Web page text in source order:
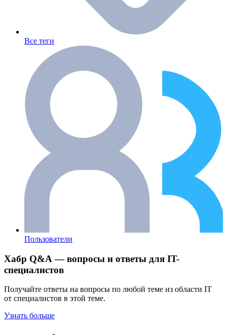
Все теги
Пользователи
Хабр Q&A — вопросы и ответы для IT-
специалистов
Получайте ответы на вопросы по любой теме из области IT
от специалистов в этой теме.
Узнать больше